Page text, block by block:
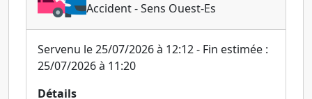
Accident - Sens Ouest-Es
Servenu le 25/07/2026 à 12:12 - Fin estimée :
25/07/2026 à 11:20
Détails